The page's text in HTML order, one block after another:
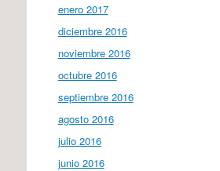
enero 2017
diciembre 2016
noviembre 2016
octubre 2016
septiembre 2016
agosto 2016
julio 2016
junio 2016